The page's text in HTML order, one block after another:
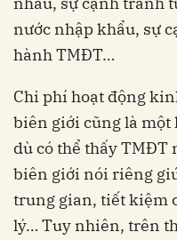
nước nhập khẩu, sự
hành TMĐT…
Chi phí hoạt động
biên giới cũng là một
dù có thể thấy TMĐT
biên giới nói riêng
trung gian, tiết kiệm
lý… Tuy nhiên, trên